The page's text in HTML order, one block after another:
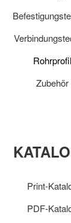
Rohrprofil
Zubehör
Print-
PDF-